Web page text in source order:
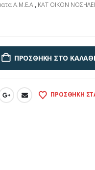
Α.Μ.Ε.Α., ΚΑΤ ΟΙΚΟΝ
ΠΡΟΣΘΉΚΗ ΣΤΟ ΚΑΛΆΘΙ
ΠΡΟΣΘΉΚΗ